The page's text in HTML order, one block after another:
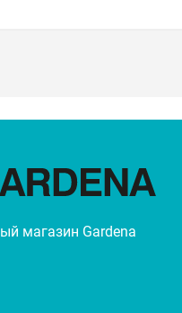
магазин Gardena